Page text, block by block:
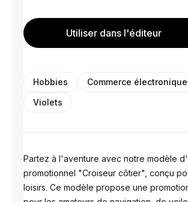
Utiliser dans l'éditeur
Hobbies Commerce électronique
Violets
Partez à l'aventure avec notre modèle
promotionnel "Croiseur côtier", conçu
loisirs. Ce modèle propose une